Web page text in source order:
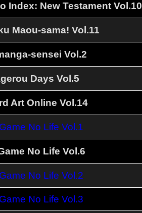
Index: New Testament Vol.10
Maou-sama! Vol.11
sensei Vol.2
Days Vol.5
Art Online Vol.14
No Life Vol.1
No Life Vol.6
No Life Vol.2
No Life Vol.3